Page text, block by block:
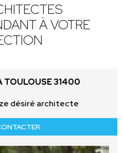
À VOTRE
TOULOUSE 31400
désiré architecte